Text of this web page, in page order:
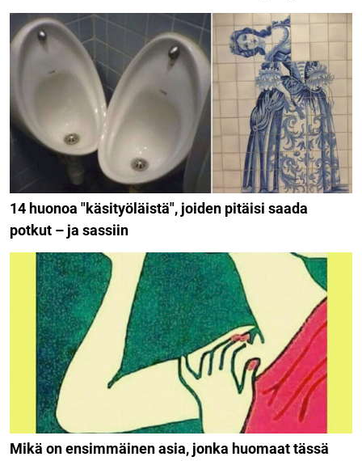
14 huonoa "käsityöläistä", joiden pitäisi saada
potkut – ja sassiin
Mikä on ensimmäinen asia, jonka huomaat tässä